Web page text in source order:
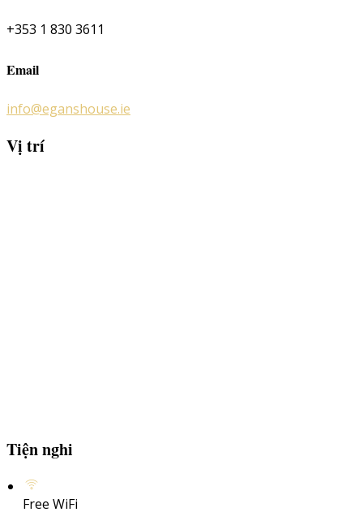
+353 1 830 3611
Email
info@eganshouse.ie
Vị trí
Tiện nghi
Free WiFi